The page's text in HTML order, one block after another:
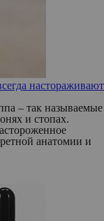
настораживают
– так называемые
и стопах.
анатомии и